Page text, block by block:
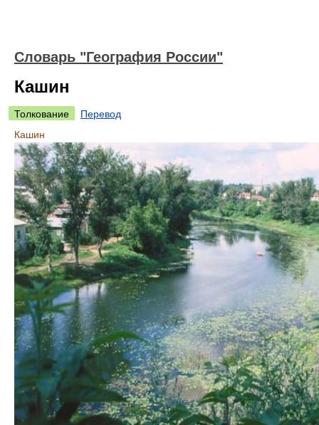
Словарь "География России"
Кашин
Толкование
Перевод
Кашин